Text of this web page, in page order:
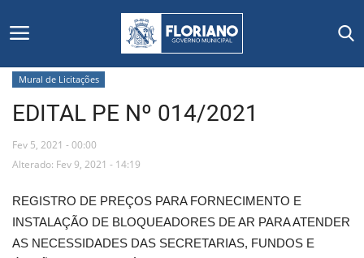
Início
Editais
Floriano
Secretarias e Órgãos
Mural de Licitações
EDITAL PE Nº 014/2021
Fev 5, 2021 - 00:00
Alterado: Fev 9, 2021 - 14:19
REGISTRO DE PREÇOS PARA FORNECIMENTO E
INSTALAÇÃO DE BLOQUEADORES DE AR PARA ATENDER
AS NECESSIDADES DAS SECRETARIAS, FUNDOS E